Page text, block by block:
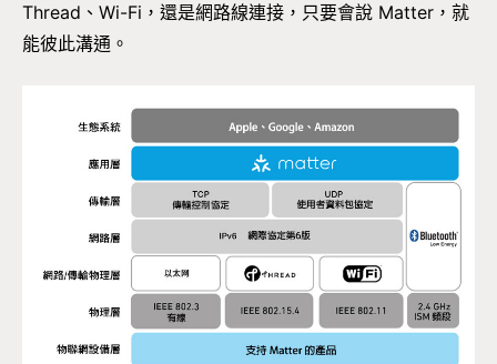
Thread、Wi-Fi，還是網路線連接，只要會說 Matter，就
能彼此溝通。